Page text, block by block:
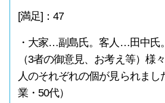
[満足]：47
・大家…副島氏。客人…田中
（3者の御意見、お考え等）様
人のそれぞれの個が見られまし
業・50代）